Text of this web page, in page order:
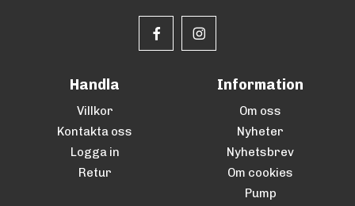
Handla
Villkor
Kontakta oss
Logga in
Retur
Information
Om oss
Nyheter
Nyhetsbrev
Om cookies
Pump